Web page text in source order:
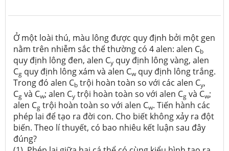
Ở một loài thú, màu lông được quy định bởi một gen
nằm trên nhiễm sắc thể thường có 4 alen: alen Cb
quy định lông đen, alen Cy quy định lông vàng, alen
Cg quy định lông xám và alen Cw quy định lông trắng.
Trong đó alen Cb trội hoàn toàn so với các alen Cy,
Cg và Cw; alen Cy trội hoàn toàn so với alen Cg và Cw;
alen Cg trội hoàn toàn so với alen Cw. Tiến hành các
phép lai để tạo ra đời con. Cho biết không xảy ra đột
biến. Theo lí thuyết, có bao nhiêu kết luận sau đây
đúng?